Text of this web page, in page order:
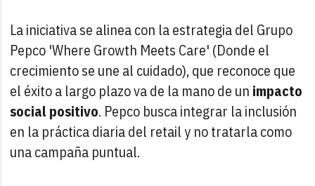
La iniciativa se alinea con la estrategia del Grupo
Pepco 'Where Growth Meets Care' (Donde el
crecimiento se une al cuidado), que reconoce que
el éxito a largo plazo va de la mano de un impacto
social positivo. Pepco busca integrar la inclusión
en la práctica diaria del retail y no tratarla como
una campaña puntual.